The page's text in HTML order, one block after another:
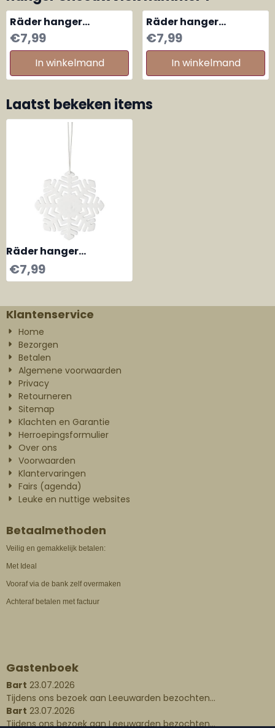
Räder hanger
Sneeuwvlok nummer 2
Prijs: 7,99
€7,99
In winkelmand
Räder hanger
Sneeuwvlok nummer 3
Prijs: 7,99
€7,99
In winkelmand
Laatst bekeken items
Räder hanger
Sneeuwvlok nummer 1
€7,99
Klantenservice
Home
Bezorgen
Betalen
Algemene voorwaarden
Privacy
Retourneren
Sitemap
Klachten en Garantie
Herroepingsformulier
Over ons
Voorwaarden
Klantervaringen
Fairs (agenda)
Leuke en nuttige websites
Betaalmethoden
Veilig en gemakkelijk betalen:
Met Ideal
Vooraf via de bank zelf overmaken
Achteraf betalen met factuur
Gastenboek
Bart 23.07.2026
Tijdens ons bezoek aan Leeuwarden bezochten...
Bart 23.07.2026
Tijdens ons bezoek aan Leeuwarden bezochten...